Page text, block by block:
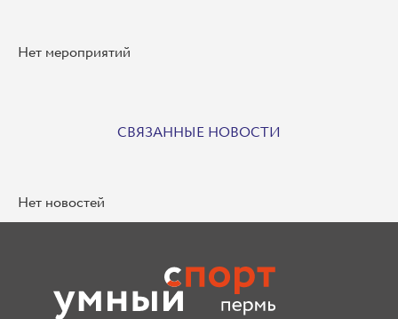
Нет мероприятий
СВЯЗАННЫЕ НОВОСТИ
Нет новостей